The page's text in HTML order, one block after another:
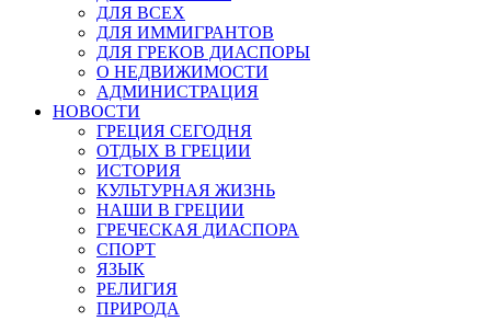
ДЛЯ ВСЕХ
ДЛЯ ИММИГРАНТОВ
ДЛЯ ГРЕКОВ ДИАСПОРЫ
О НЕДВИЖИМОСТИ
АДМИНИСТРАЦИЯ
НОВОСТИ
ГРЕЦИЯ СЕГОДНЯ
ОТДЫХ В ГРЕЦИИ
ИСТОРИЯ
КУЛЬТУРНАЯ ЖИЗНЬ
НАШИ В ГРЕЦИИ
ГРЕЧЕСКАЯ ДИАСПОРА
СПОРТ
ЯЗЫК
РЕЛИГИЯ
ПРИРОДА